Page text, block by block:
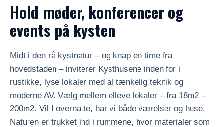
Hold møder, konferencer og
events på kysten
Midt i den rå kystnatur – og knap en time fra
hovedstaden – inviterer Kysthusene inden for i
rustikke, lyse lokaler med al tænkelig teknik og
moderne AV. Vælg mellem elleve lokaler – fra 18m2 –
200m2. Vil I overnatte, har vi både værelser og huse.
Naturen er trukket ind i rummene, hvor materialer som